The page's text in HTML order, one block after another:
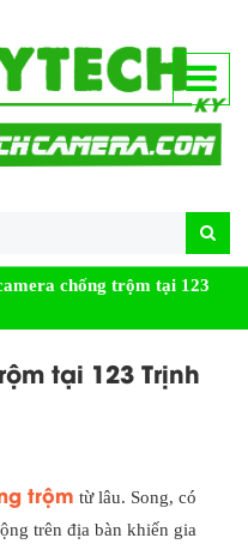
chống trộm tại 123
tại 123 Trịnh
trộm từ lâu. Song, có
trên địa bàn khiến gia